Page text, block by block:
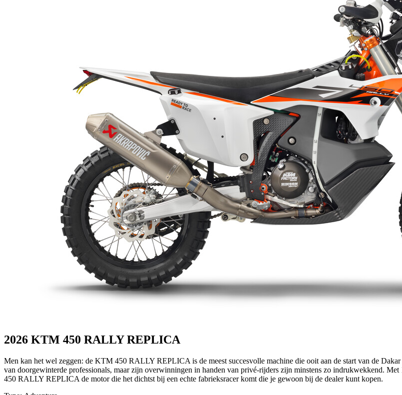
2026 KTM 450 RALLY REPLICA
Men kan het wel zeggen: de KTM 450 RALLY REPLICA is de meest succesvolle machine die ooit aan de start van de
van doorgewinterde professionals, maar zijn overwinningen in handen van privé-rijders zijn minstens zo indrukwekkend.
450 RALLY REPLICA de motor die het dichtst bij een echte fabrieksracer komt die je gewoon bij de dealer kunt kopen.